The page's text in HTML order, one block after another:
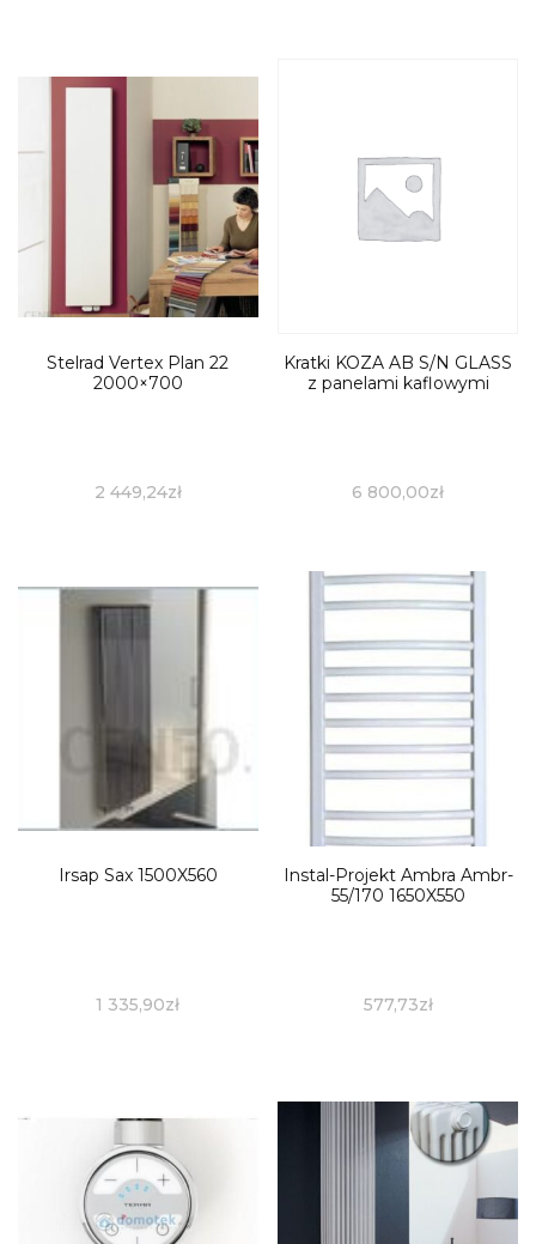
Stelrad Vertex Plan 22
2000×700
2 449,24zł
Kratki KOZA AB S/N GLASS
z panelami kaflowymi
6 800,00zł
Irsap Sax 1500X560
1 335,90zł
Instal-Projekt Ambra Ambr-
55/170 1650X550
577,73zł